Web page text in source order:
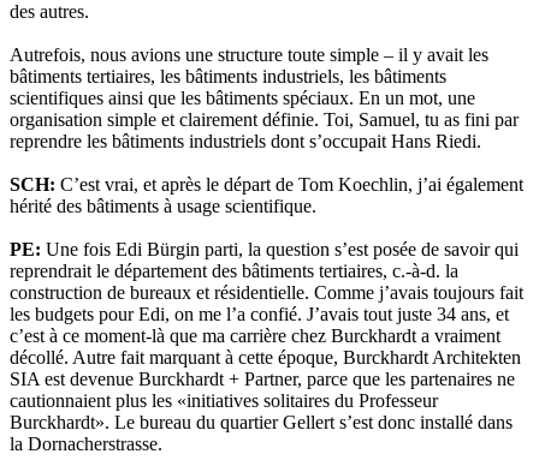
des autres.
Autrefois, nous avions une structure toute simple – il y avait les
bâtiments tertiaires, les bâtiments industriels, les bâtiments
scientifiques ainsi que les bâtiments spéciaux. En un mot, une
organisation simple et clairement définie. Toi, Samuel, tu as fini par
reprendre les bâtiments industriels dont s’occupait Hans Riedi.
SCH: C’est vrai, et après le départ de Tom Koechlin, j’ai également
hérité des bâtiments à usage scientifique.
PE: Une fois Edi Bürgin parti, la question s’est posée de savoir qui
reprendrait le département des bâtiments tertiaires, c.-à-d. la
construction de bureaux et résidentielle. Comme j’avais toujours fait
les budgets pour Edi, on me l’a confié. J’avais tout juste 34 ans, et
c’est à ce moment-là que ma carrière chez Burckhardt a vraiment
décollé. Autre fait marquant à cette époque, Burckhardt Architekten
SIA est devenue Burckhardt + Partner, parce que les partenaires ne
cautionnaient plus les «initiatives solitaires du Professeur
Burckhardt». Le bureau du quartier Gellert s’est donc installé dans
la Dornacherstrasse.